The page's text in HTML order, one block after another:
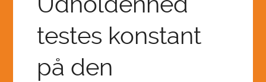
2026 SUMMER YOUTH CREATIVE CAMP
LET THE GAINS BEGIN!
testes konstant
på den